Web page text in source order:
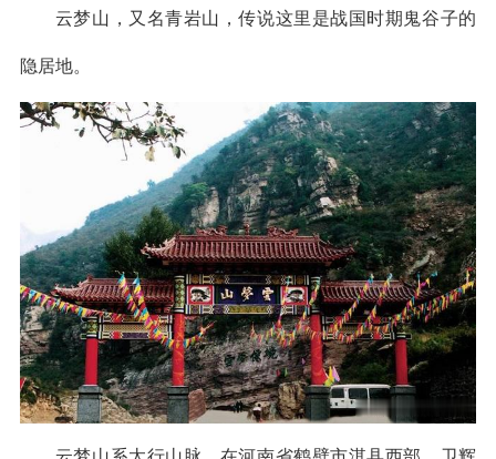
云梦山，又名青岩山，传说这里是战国时期鬼谷子的
隐居地。